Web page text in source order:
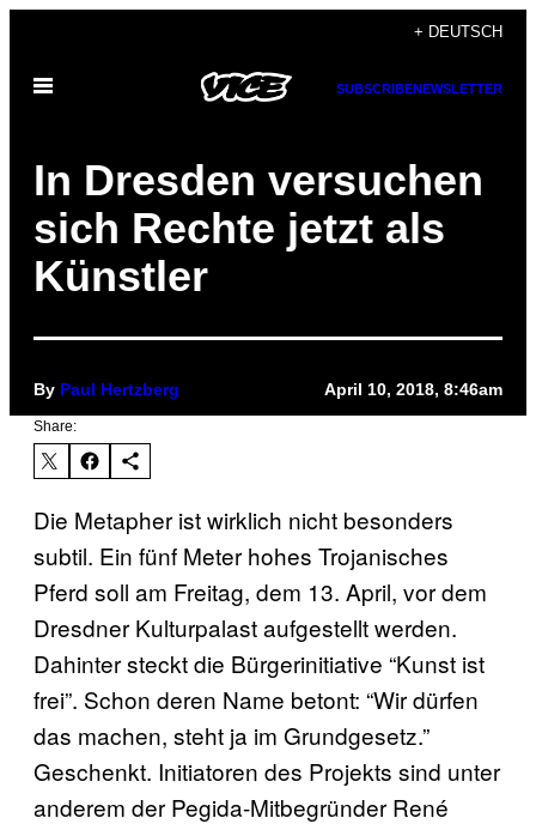
content
+ DEUTSCH
Open
SUBSCRIBENEWSLETTER
In Dresden versuchen
sich Rechte jetzt als
Künstler
By Paul Hertzberg April 10, 2018, 8:46am
Share:
Die Metapher ist wirklich nicht besonders
subtil. Ein fünf Meter hohes Trojanisches
Pferd soll am Freitag, dem 13. April, vor dem
Dresdner Kulturpalast aufgestellt werden.
Dahinter steckt die Bürgerinitiative “Kunst ist
frei”. Schon deren Name betont: “Wir dürfen
das machen, steht ja im Grundgesetz.”
Geschenkt. Initiatoren des Projekts sind unter
anderem der Pegida-Mitbegründer René